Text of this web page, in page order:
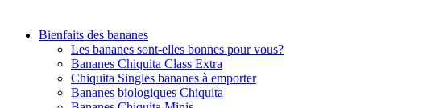
Bienfaits des bananes
Les bananes sont-elles bonnes pour vous?
Bananes Chiquita Class Extra
Chiquita Singles bananes à emporter
Bananes biologiques Chiquita